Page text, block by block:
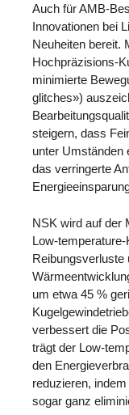
Auch für AMB-
Innovationen bei
Neuheiten bereit.
Hochpräzisions-
minimierte
glitches»)
steigern, dass
unter Umständen
das verringerte
NSK wird auf der
Low-
Reibungsverluste
um etwa 45 %
verbessert die
trägt der Low-
den
reduzieren,
sogar ganz